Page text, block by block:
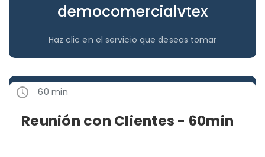
democomercialvtex
Haz clic en el servicio que deseas tomar
60 min
Reunión con Clientes - 60min